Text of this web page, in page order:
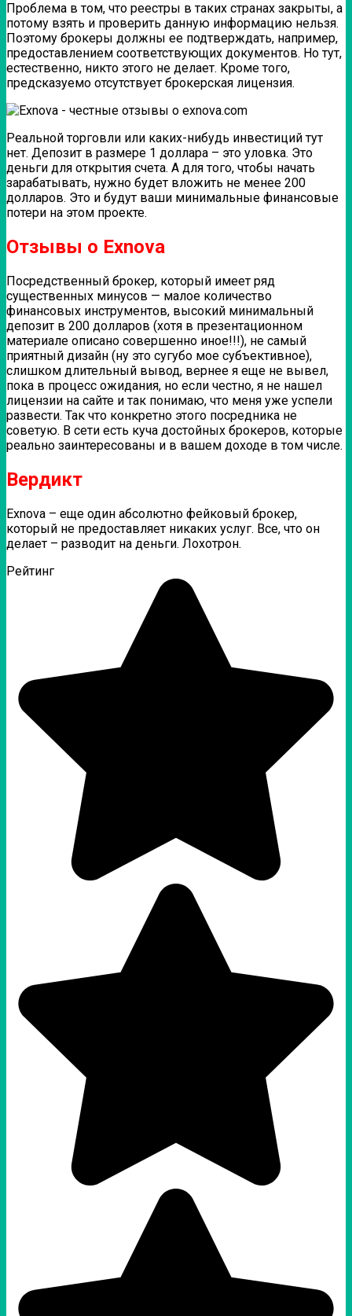
Проблема в том, что реестры в таких странах закрыты, а
потому взять и проверить данную информацию нельзя.
Поэтому брокеры должны ее подтверждать, например,
предоставлением соответствующих документов. Но тут,
естественно, никто этого не делает. Кроме того,
предсказуемо отсутствует брокерская лицензия.
Реальной торговли или каких-нибудь инвестиций тут
нет. Депозит в размере 1 доллара – это уловка. Это
деньги для открытия счета. А для того, чтобы начать
зарабатывать, нужно будет вложить не менее 200
долларов. Это и будут ваши минимальные финансовые
потери на этом проекте.
Отзывы о Exnova
Посредственный брокер, который имеет ряд
существенных минусов — малое количество
финансовых инструментов, высокий минимальный
депозит в 200 долларов (хотя в презентационном
материале описано совершенно иное!!!), не самый
приятный дизайн (ну это сугубо мое субъективное),
слишком длительный вывод, вернее я еще не вывел,
пока в процесс ожидания, но если честно, я не нашел
лицензии на сайте и так понимаю, что меня уже успели
развести. Так что конкретно этого посредника не
советую. В сети есть куча достойных брокеров, которые
реально заинтересованы и в вашем доходе в том числе.
Вердикт
Exnova – еще один абсолютно фейковый брокер,
который не предоставляет никаких услуг. Все, что он
делает – разводит на деньги. Лохотрон.
Рейтинг